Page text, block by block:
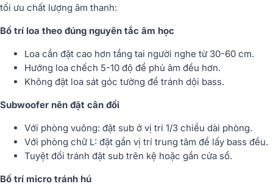
tối ưu chất lượng âm thanh:
Bố trí loa theo đúng nguyên tắc âm học
Loa cần đặt cao hơn tầng tai người nghe từ 30-60 cm.
Hướng loa chếch 5-10 độ để phủ âm đều hơn.
Không đặt loa sát góc tường để tránh dội bass.
Subwoofer nên đặt cân đối
Với phòng vuông: đặt sub ở vị trí 1/3 chiều dài phòng.
Với phòng chữ L: đặt gần vị trí trung tâm để lấy bass đều.
Tuyệt đối tránh đặt sub trên kệ hoặc gần cửa sổ.
Bố trí micro tránh hú